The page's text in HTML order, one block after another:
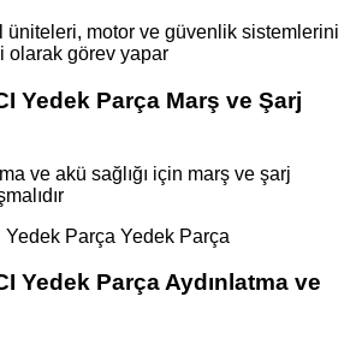
üniteleri, motor ve güvenlik sistemlerini
olarak görev yapar
Yedek Parça Marş ve Şarj
ve akü sağlığı için marş ve şarj
Yedek Parça Aydınlatma ve